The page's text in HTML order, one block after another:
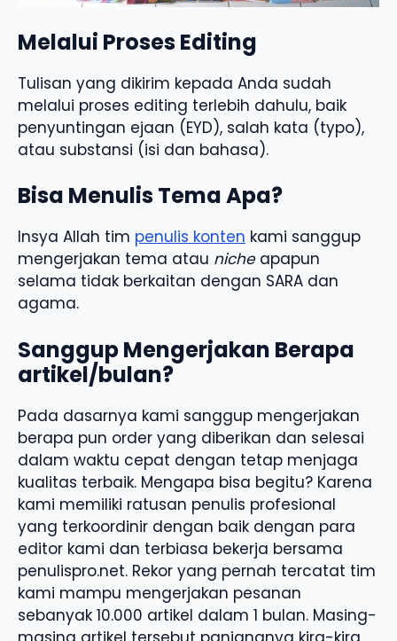
Melalui Proses Editing
Tulisan yang dikirim kepada Anda sudah
melalui proses editing terlebih dahulu, baik
penyuntingan ejaan (EYD), salah kata (typo),
atau substansi (isi dan bahasa).
Bisa Menulis Tema Apa?
Insya Allah tim penulis konten kami sanggup
mengerjakan tema atau nicheapapun
selama tidak berkaitan dengan SARA dan
agama.
Sanggup Mengerjakan Berapa
artikel/bulan?
Pada dasarnya kami sanggup mengerjakan
berapa pun order yang diberikan dan selesai
dalam waktu cepat dengan tetap menjaga
kualitas terbaik. Mengapa bisa begitu? Karena
kami memiliki ratusan penulis profesional
yang terkoordinir dengan baik dengan para
editor kami dan terbiasa bekerja bersama
penulispro.net. Rekor yang pernah tercatat tim
kami mampu mengerjakan pesanan
sebanyak 10.000 artikel dalam 1 bulan. Masing-